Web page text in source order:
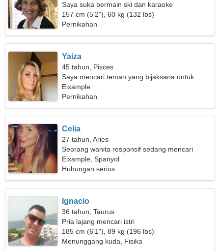
Saya suka bermain ski dan karaoke
157 cm (5'2"), 60 kg (132 lbs)
Pernikahan
Yaiza
45 tahun, Pisces
Saya mencari teman yang bijaksana untuk
bersenang-senang
Eixample
Pernikahan
Celia
27 tahun, Aries
Seorang wanita responsif sedang mencari
hubungan
Eixample, Spanyol
Hubungan serius
Ignacio
36 tahun, Taurus
Pria lajang mencari istri
185 cm (6'1"), 89 kg (196 lbs)
Menunggang kuda, Fisika